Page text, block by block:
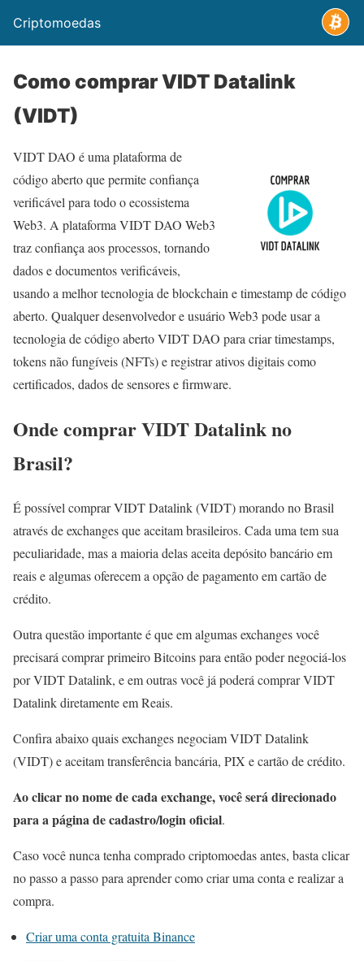
Criptomoedas
Como comprar VIDT Datalink
(VIDT)
VIDT DAO é uma plataforma de
código aberto que permite confiança
verificável para todo o ecossistema
Web3. A plataforma VIDT DAO Web3
traz confiança aos processos, tornando
dados e documentos verificáveis,
usando a melhor tecnologia de blockchain e timestamp de código
aberto. Qualquer desenvolvedor e usuário Web3 pode usar a
tecnologia de código aberto VIDT DAO para criar timestamps,
tokens não fungíveis (NFTs) e registrar ativos digitais como
certificados, dados de sensores e firmware.
Onde comprar VIDT Datalink no
Brasil?
É possível comprar VIDT Datalink (VIDT) morando no Brasil
através de exchanges que aceitam brasileiros. Cada uma tem sua
peculiaridade, mas a maioria delas aceita depósito bancário em
reais e algumas oferecem a opção de pagamento em cartão de
crédito.
Outra questão importante é que em algumas exchanges você
precisará comprar primeiro Bitcoins para então poder negociá-los
por VIDT Datalink, e em outras você já poderá comprar VIDT
Datalink diretamente em Reais.
Confira abaixo quais exchanges negociam VIDT Datalink
(VIDT) e aceitam transferência bancária, PIX e cartão de crédito.
Ao clicar no nome de cada exchange, você será direcionado
para a página de cadastro/login oficial.
Caso você nunca tenha comprado criptomoedas antes, basta clicar
no passo a passo para aprender como criar uma conta e realizar a
compra.
Criar uma conta gratuita Binance